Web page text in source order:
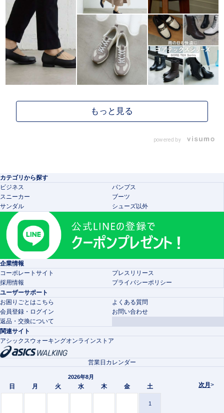
powered by
カテゴリから探す
ビジネス
パンプス
スニーカー
ブーツ
サンダル
シューズ以外
企業情報
コーポレートサイト
プレスリリース
採用情報
プライバシーポリシー
ユーザーサポート
お困りごとはこちら
よくある質問
会員登録・ログイン
お問い合わせ
返品・交換について
関連サイト
アシックスウォーキングオンラインストア
次月 >
営業日カレンダー
2026年8月
日 月 火 水 木 金 土
1